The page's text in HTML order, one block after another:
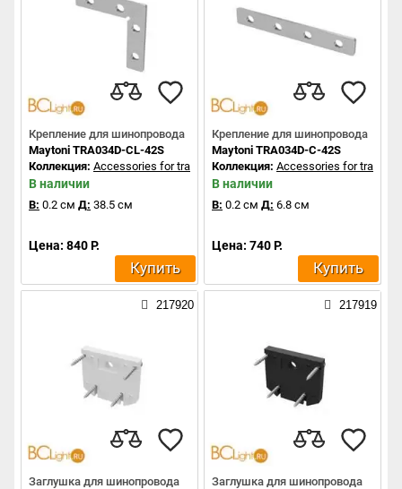
Крепление для шинопровода
Maytoni TRA034D-CL-42S
Коллекция: Accessories for tracks Exility
В наличии
В: 0.2 см Д: 38.5 см
Цена: 840 Р.
Купить
Крепление для шинопровода
Maytoni TRA034D-C-42S
Коллекция: Accessories for tracks
В наличии
В: 0.2 см Д: 6.8 см
Цена: 740 Р.
Купить
217920
Заглушка для шинопровода
217919
Заглушка для шинопровода